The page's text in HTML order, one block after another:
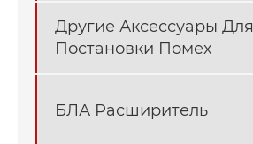
Другие Аксессуары Для
Постановки Помех
БЛА Расширитель